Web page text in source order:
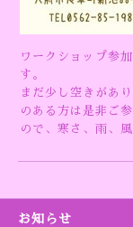
ワークショップ参
す。
まだ少し空きがあ
のある方は是非ご
ので、寒さ、雨、
お知らせ